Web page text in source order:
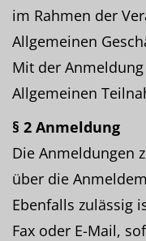
im Rahmen der
Allgemeinen
Mit der
Allgemeinen
§ 2 Anmeldung
Die Anmeldungen
über die
Ebenfalls zulässig
Fax oder E-Mail,